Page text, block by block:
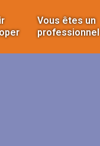
Vous êtes un
professionnel